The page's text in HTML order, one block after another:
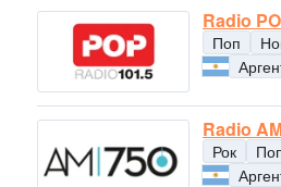
Radio
Поп
Radio
Рок